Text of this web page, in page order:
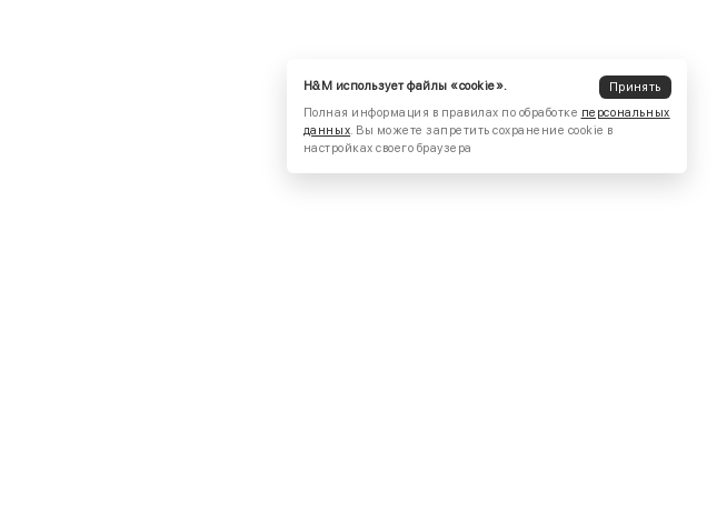
H&M использует файлы «cookie».
Принять
Полная информация в правилах по обработке персональных
данных. Вы можете запретить сохранение cookie в
настройках своего браузера